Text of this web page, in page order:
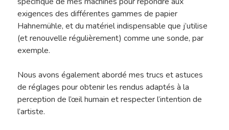
exigences des différentes gammes de papier
Hahnemühle, et du matériel indispensable que j’utilise
(et renouvelle régulièrement) comme une sonde, par
exemple.
Nous avons également abordé mes trucs et astuces
de réglages pour obtenir les rendus adaptés à la
perception de l’œil humain et respecter l’intention de
l’artiste.